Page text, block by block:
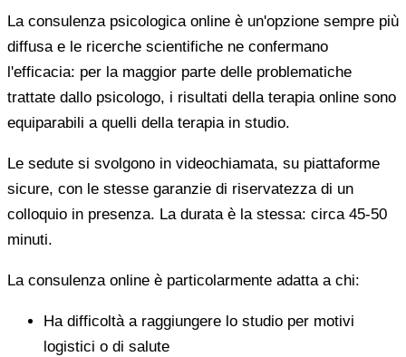
La consulenza psicologica online è un'opzione sempre più
diffusa e le ricerche scientifiche ne confermano
l'efficacia: per la maggior parte delle problematiche
trattate dallo psicologo, i risultati della terapia online sono
equiparabili a quelli della terapia in studio.
Le sedute si svolgono in videochiamata, su piattaforme
sicure, con le stesse garanzie di riservatezza di un
colloquio in presenza. La durata è la stessa: circa 45-50
minuti.
La consulenza online è particolarmente adatta a chi:
Ha difficoltà a raggiungere lo studio per motivi
logistici o di salute